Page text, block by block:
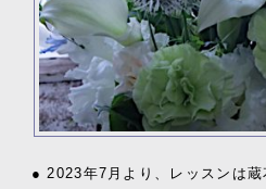
● 2023年7月より、レッスンは